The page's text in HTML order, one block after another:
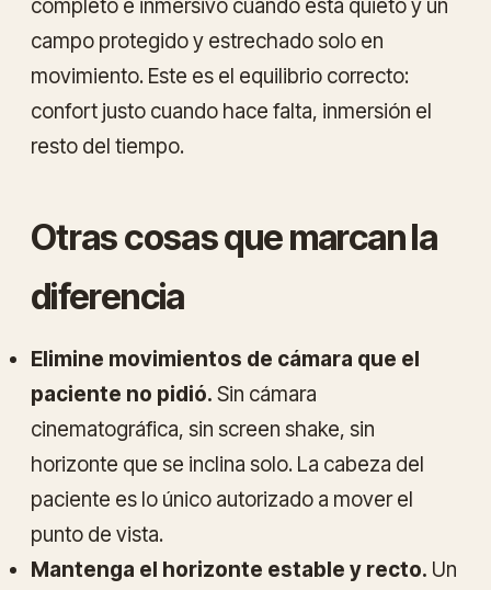
completo e inmersivo cuando está quieto y un
campo protegido y estrechado solo en
movimiento. Este es el equilibrio correcto:
confort justo cuando hace falta, inmersión el
resto del tiempo.
Otras cosas que marcan la
diferencia
Elimine movimientos de cámara que el
paciente no pidió. Sin cámara
cinematográfica, sin screen shake, sin
horizonte que se inclina solo. La cabeza del
paciente es lo único autorizado a mover el
punto de vista.
Mantenga el horizonte estable y recto. Un